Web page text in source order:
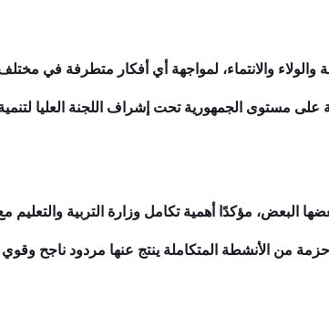
والولاء والانتماء، لمواجهة أي أفكار متطرفة في
مشيرًا إلى أنه يتم تنفيذ أنشطة متنوعة في هذا الإطار على مستوى ٤٤ قرية على مستوى الجمهورية تحت إشراف اللجنة العليا
البعض، مؤكدًا أهمية تكامل وزارة التربية والتعليم
من الأنشطة المتكاملة ينتج عنها مردود ناجح وقوي